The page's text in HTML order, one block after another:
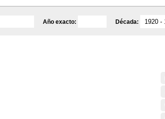
Año exacto: Década: